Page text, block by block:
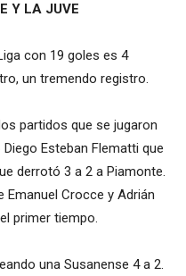
Y LA JUVE
con 19 goles es 4
un tremendo registro.
partidos que se jugaron
Esteban Flematti que
derrotó 3 a 2 a Piamonte.
Crocce y Adrián
primer tiempo.
una Susanense 4 a 2.